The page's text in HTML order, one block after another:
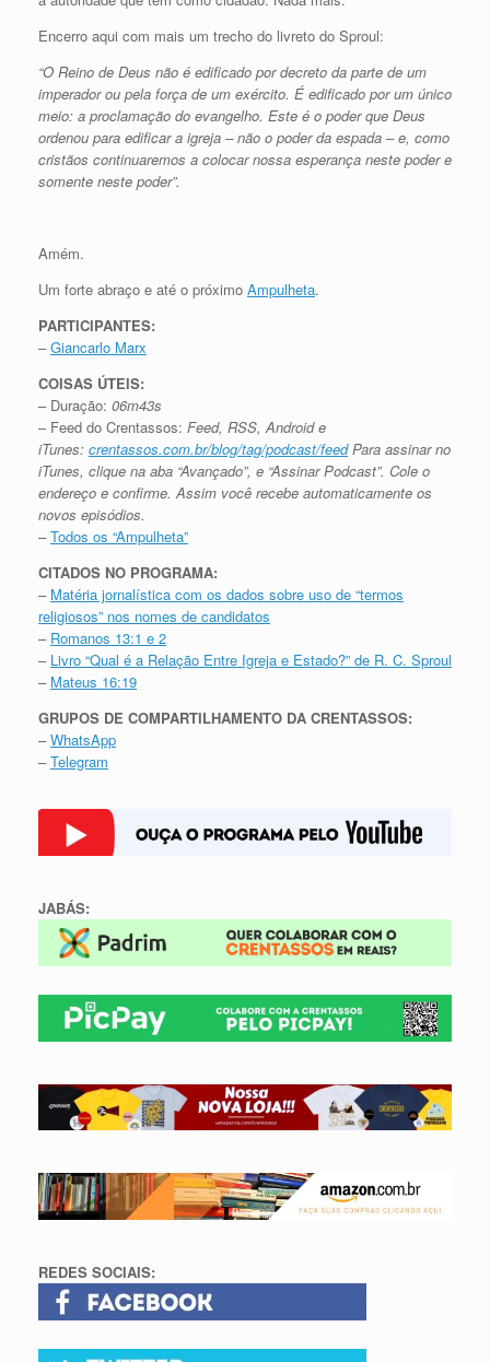
Encerro aqui com mais um trecho do livreto do Sproul:
“O Reino de Deus não é edificado por decreto da parte de um
imperador ou pela força de um exército. É edificado por um único
meio: a proclamação do evangelho. Este é o poder que Deus
ordenou para edificar a igreja – não o poder da espada – e, como
cristãos continuaremos a colocar nossa esperança neste poder e
somente neste poder”.
Amém.
Um forte abraço e até o próximo Ampulheta.
PARTICIPANTES:
–Giancarlo Marx
COISAS ÚTEIS:
– Duração: 06m43s
– Feed do Crentassos: Feed, RSS, Android e
iTunes: crentassos.com.br/blog/tag/podcast/feedPara assinar no
iTunes, clique na aba “Avançado”, e “Assinar Podcast”. Cole o
endereço e confirme. Assim você recebe automaticamente os
novos episódios.
–Todos os “Ampulheta”
CITADOS NO PROGRAMA:
– Matéria jornalística com os dados sobre uso de “termos
religiosos” nos nomes de candidatos
– Romanos 13:1 e 2
– Livro “Qual é a Relação Entre Igreja e Estado?” de R. C. Sproul
– Mateus 16:19
GRUPOS DE COMPARTILHAMENTO DA CRENTASSOS:
–WhatsApp
–Telegram
JABÁS:
REDES SOCIAIS: